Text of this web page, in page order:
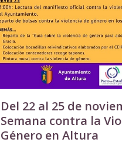
Del 22 al 25 de
Semana contra la
Género en Altura